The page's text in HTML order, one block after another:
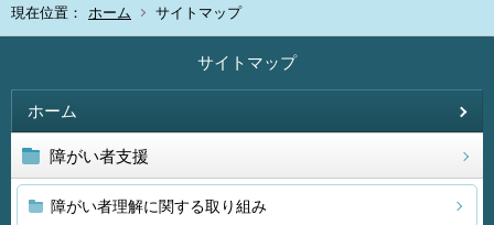
現在位置： ホーム サイトマップ
サイトマップ
ホーム
障がい者支援
障がい者理解に関する取り組み